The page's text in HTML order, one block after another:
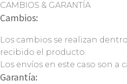
CAMBIOS & GARANTÍA
Cambios:
Los cambios se realizan
recibido el producto.
Los envíos en este caso son a
Garantía: